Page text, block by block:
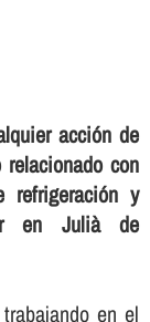
acción de
con
refrigeración y
en Julià de
en el